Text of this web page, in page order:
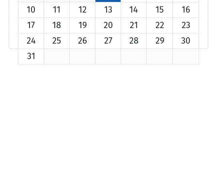
10
11 12 13 14 15
16
17
18 19 20 21 22
23
24
25 26 27 28 29
30
31